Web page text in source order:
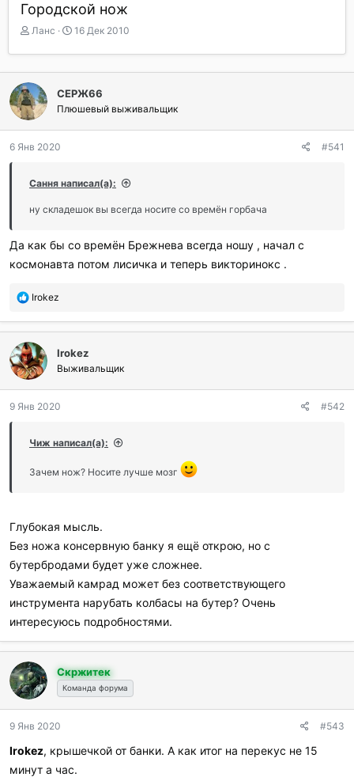
Городской нож
А
т
о
р
т
е
м
ы
Ланс
Д
т
а
н
а
ч
а
16 Дек 2010
СЕРЖ66
Плюшевый выживальщик
6 Янв 2020 #541
Сання написал(а):
ну складешок вы всегда носите со времён горбача
Да как бы со времён Брежнева всегда ношу , начал с
космонавта потом лисичка и теперь викторинокс .
П
б
л
а
г
о
а
и
и
Irokez
Irokez
Выживальщик
9 Янв 2020 #542
Чиж написал(а):
Зачем нож? Носите лучше мозг
Глубокая мысль.
Без ножа консервную банку я ещё открою, но с
бутербродами будет уже сложнее.
Уважаемый камрад может без соответствующего
инструмента нарубать колбасы на бутер? Очень
интересуюсь подробностями.
Скржитек
Команда форума
9 Янв 2020 #543
Irokez, крышечкой от банки. А как итог на перекус не 15
минут а час.